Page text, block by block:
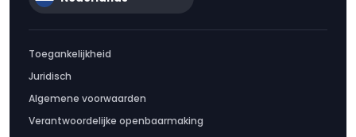
Toegankelijkheid
Juridisch
Algemene voorwaarden
Verantwoordelijke openbaarmaking